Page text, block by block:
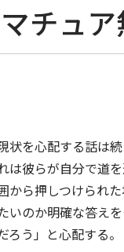
チュ
状を心配する話は
は彼らが自分で道
から押しつけられ
いのか明確な答え
う」と心配する。